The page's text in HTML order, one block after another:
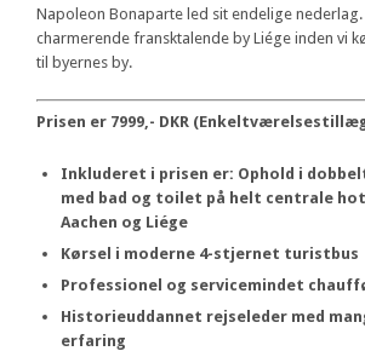
Napoleon Bonaparte led sit endelige nederlag.
charmerende fransktalende by Liége inden vi
til byernes by.
Prisen er 7999,- DKR
Inkluderet i prisen er: Ophold i
med bad og toilet på helt centrale
Aachen og Liége
Kørsel i moderne 4-stjernet turistbus
Professionel og servicemindet
Historieuddannet rejseleder med
erfaring